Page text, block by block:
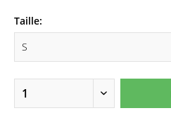
Taille: